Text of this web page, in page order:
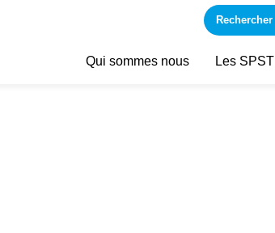
Rechercher
Qui sommes nous Les SPSTI